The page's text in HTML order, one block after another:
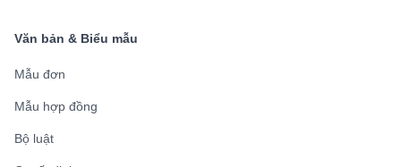
Văn bản & Biểu mẫu
Mẫu đơn
Mẫu hợp đồng
Bộ luật